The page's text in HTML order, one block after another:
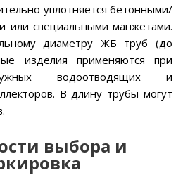
уплотняется бетонными/
или специальными манжетами.
диаметру ЖБ труб (до
изделия применяются при
водоотводящих и
В длину трубы могут
выбора и